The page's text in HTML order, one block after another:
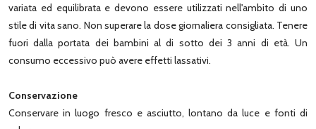
variata ed equilibrata e devono essere utilizzati nell'ambito di uno
stile di vita sano. Non superare la dose giornaliera consigliata. Tenere
fuori dalla portata dei bambini al di sotto dei 3 anni di età. Un
consumo eccessivo può avere effetti lassativi.
Conservazione
Conservare in luogo fresco e asciutto, lontano da luce e fonti di